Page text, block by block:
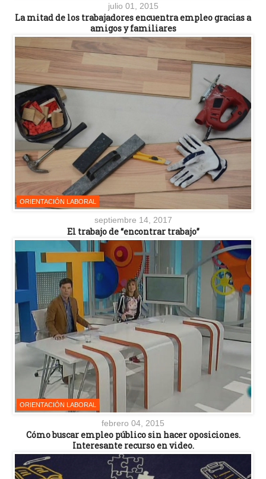
julio 01, 2015
La mitad de los trabajadores encuentra empleo gracias a
amigos y familiares
ORIENTACIÓN LABORAL
septiembre 14, 2017
El trabajo de “encontrar trabajo”
ORIENTACIÓN LABORAL
febrero 04, 2015
Cómo buscar empleo público sin hacer oposiciones.
Interesante recurso en video.